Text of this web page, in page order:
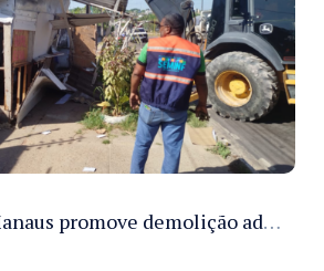
Prefeitura de Manaus promove demolição administrativa de cinco estruturas que ocupavam calçada pública